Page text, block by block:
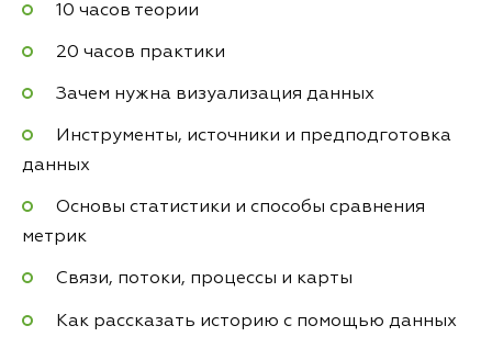
10 часов теории
20 часов практики
Зачем нужна визуализация данных
Инструменты, источники и предподготовка
данных
Основы статистики и способы сравнения
метрик
Связи, потоки, процессы и карты
Как рассказать историю с помощью данных